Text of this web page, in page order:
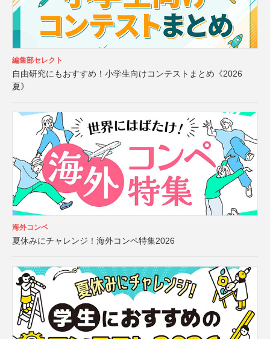
編集部セレクト
自由研究にもおすすめ！小学生向けコンテストまとめ《2026
夏》
海外コンペ
夏休みにチャレンジ！海外コンペ特集2026